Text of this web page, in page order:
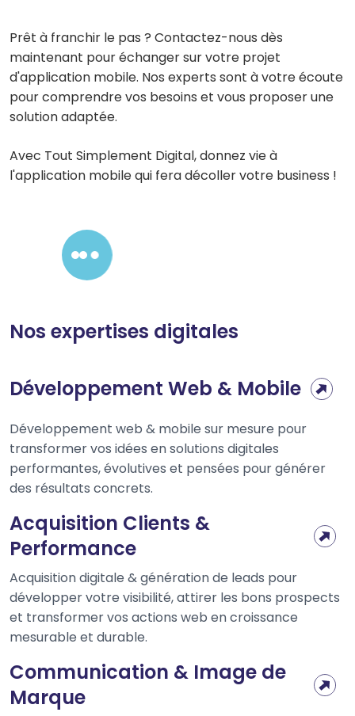
Prêt à franchir le pas ? Contactez-nous dès
maintenant pour échanger sur votre projet
d'application mobile. Nos experts sont à votre écoute
pour comprendre vos besoins et vous proposer une
solution adaptée.
Avec Tout Simplement Digital, donnez vie à
l'application mobile qui fera décoller votre business !
Contactez-nous !
Nos expertises digitales
Développement Web & Mobile
Développement web & mobile sur mesure pour
transformer vos idées en solutions digitales
performantes, évolutives et pensées pour générer
des résultats concrets.
Acquisition Clients &
Performance
Acquisition digitale & génération de leads pour
développer votre visibilité, attirer les bons prospects
et transformer vos actions web en croissance
mesurable et durable.
Communication & Image de
Marque